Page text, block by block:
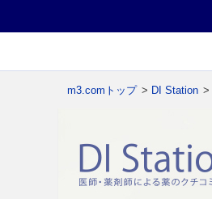
m3.comトップ > DI Station >